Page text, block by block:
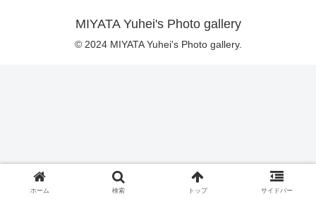
MIYATA Yuhei's Photo gallery
© 2024 MIYATA Yuhei's Photo gallery.
ホーム 検索 トップ サイドバー